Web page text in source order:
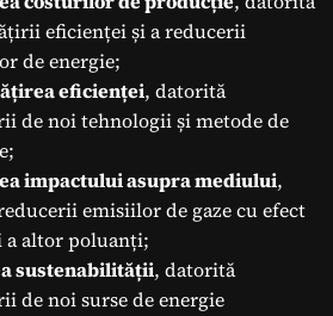
eficienței și a reducerii
de energie;
eficienței, datorită
de noi tehnologii și metode de
impactului asupra mediului,
emisiilor de gaze cu efect
a altor poluanți;
sustenabilității, datorită
de noi surse de energie